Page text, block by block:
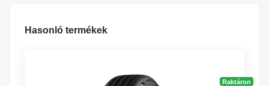
Hasonló termékek
Raktáron